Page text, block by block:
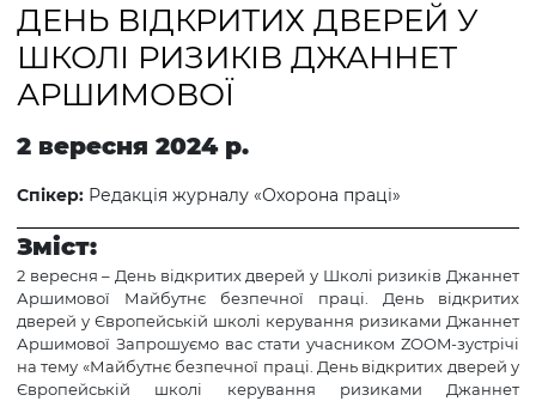
ДЕНЬ ВІДКРИТИХ ДВЕРЕЙ У
ШКОЛІ РИЗИКІВ ДЖАННЕТ
АРШИМОВОЇ
2 вересня 2024 р.
Спікер: Редакція журналу «Охорона праці»
Зміст:
2 вересня – День відкритих дверей у Школі ризиків Джаннет
Аршимової Майбутнє безпечної праці. День відкритих
дверей у Європейській школі керування ризиками Джаннет
Аршимової Запрошуємо вас стати учасником ZOOM-зустрічі
на тему «Майбутнє безпечної праці. День відкритих дверей у
Європейській школі керування ризиками Джаннет